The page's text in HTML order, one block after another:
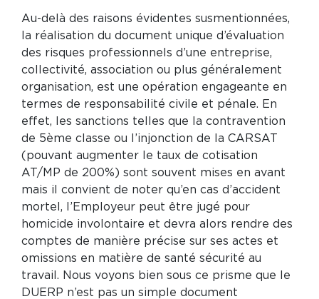
Au-delà des raisons évidentes susmentionnées,
la réalisation du document unique d’évaluation
des risques professionnels d’une entreprise,
collectivité, association ou plus généralement
organisation, est une opération engageante en
termes de responsabilité civile et pénale. En
effet, les sanctions telles que la contravention
de 5ème classe ou l’injonction de la CARSAT
(pouvant augmenter le taux de cotisation
AT/MP de 200%) sont souvent mises en avant
mais il convient de noter qu’en cas d’accident
mortel, l’Employeur peut être jugé pour
homicide involontaire et devra alors rendre des
comptes de manière précise sur ses actes et
omissions en matière de santé sécurité au
travail. Nous voyons bien sous ce prisme que le
DUERP n’est pas un simple document